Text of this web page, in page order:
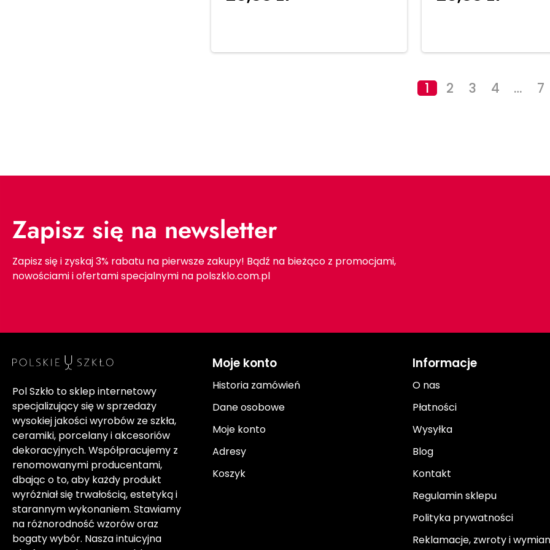
1 2 3 4 … 7
Zapisz się na newsletter
Zapisz się i zyskaj 3% rabatu na pierwsze zakupy! Bądź na bieżąco z promocjami,
nowościami i ofertami specjalnymi na polszklo.com.pl
Pol Szkło to sklep internetowy
specjalizujący się w sprzedaży
wysokiej jakości wyrobów ze szkła,
ceramiki, porcelany i akcesoriów
dekoracyjnych. Współpracujemy z
renomowanymi producentami,
dbając o to, aby każdy produkt
wyróżniał się trwałością, estetyką i
starannym wykonaniem. Stawiamy
na różnorodność wzorów oraz
bogaty wybór. Nasza intuicyjna
Moje konto
Historia zamówień
Dane osobowe
Moje konto
Adresy
Koszyk
Informacje
O nas
Płatności
Wysyłka
Blog
Kontakt
Regulamin sklepu
Polityka prywatności
Reklamacje, zwroty i